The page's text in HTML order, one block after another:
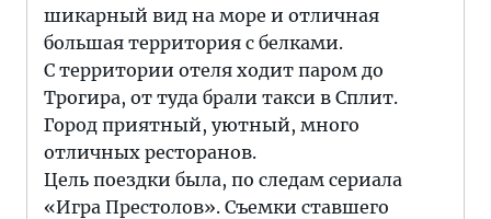
шикарный вид на море и отличная
большая территория с белками.
С территории отеля ходит паром до
Трогира, от туда брали такси в Сплит.
Город приятный, уютный, много
отличных ресторанов.
Цель поездки была, по следам сериала
«Игра Престолов». Съемки ставшего